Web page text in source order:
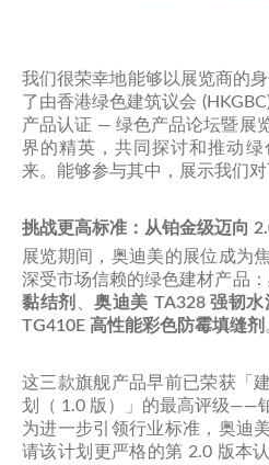
我们很荣幸地能够以展览商的
了由香港绿色建筑议会
产品认证 — 绿色产品论坛暨展
界的精英，共同探讨和推动
来。能够参与其中，展示我们对
挑战更高标准：从铂金级迈向
展览期间，奥迪美的展位成为
深受市场信赖的绿色建材产品：
黏结剂 、奥迪美 TA328 强韧水
TG410E 高性能彩色防霉填缝剂
这三款旗舰产品早前已荣获「
划（ 1.0 版）」的最高评级——
为进一步引领行业标准，奥迪
请该计划更严格的第 2.0 版本